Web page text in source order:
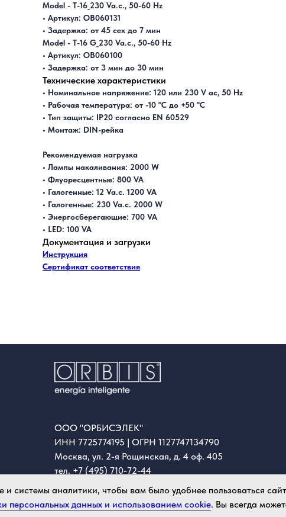
Model - T-16_230 Va.c., 50-60 Hz
• Артикул: OB060131
• Задержка: от 45 сек до 7 мин
Model - T-16 G_230 Va.c., 50-60 Hz
• Артикул: OB060100
• Задержка: от 3 мин до 30 мин
Технические характеристики
• Номинальное напряжение: 120 или 230 V ac, 50 Hz
• Рабочая температура: от -10 ºC до +50 ºC
• Тип защиты: IP20 согласно EN 60529
• Монтаж: DIN-рейка
Рекомендуемая нагрузка
• Лампы накаливания: 2000 W
• Флуоресцентные: 800 VA
• Галогенные: 12 Va.c. 1200 VA
• Галогенные: 230 Va.c. 2000 W
• Энергосберегающие: 700 VA
• LED: 100 VA
Документация и загрузки
Инструкция
Сертификат соответствия
ООО "ОРБИСЭЛЕК"
ИНН 7725774195 | ОГРН 1127747134790
Москва, ул. 2-я Рощинская, д. 4 оф. 405
тел. +7 (495) 710-72-44
info@orbiselectrica.ru
Время работы: пн-пт с 9:00 до 18:00
Политика конфиденциальности
и системы аналитики, чтобы вам было удобнее пользоваться
персональных данных и использованием cookie. Вы всегда